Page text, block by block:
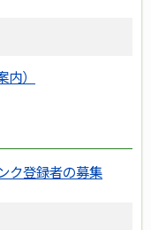
）
ク登録者の募集